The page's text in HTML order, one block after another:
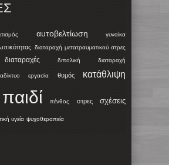
αυτοβελτίωση γυναίκα
διαταραχή μετατραυματικού στρες
διπολική διαταραχή
εργασία θυμός κατάθλιψη
παιδί πένθος στρες σχέσεις
υγεία ψυχοθεραπεία